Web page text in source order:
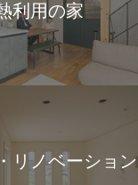
利用の家
リノベーション